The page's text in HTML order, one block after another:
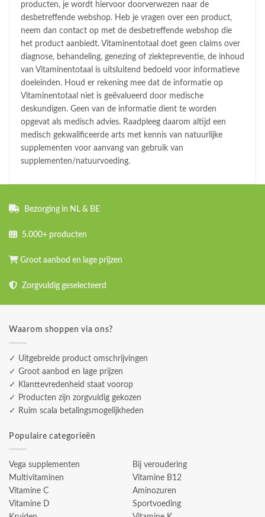
producten, je wordt hiervoor doorverwezen naar de
desbetreffende webshop. Heb je vragen over een product,
neem dan contact op met de desbetreffende webshop die
het product aanbiedt. Vitaminentotaal doet geen claims over
diagnose, behandeling, genezing of ziektepreventie, de inhoud
van Vitaminentotaal is uitsluitend bedoeld voor informatieve
doeleinden. Houd er rekening mee dat de informatie op
Vitaminentotaal niet is geëvalueerd door medische
deskundigen. Geen van de informatie dient te worden
opgevat als medisch advies. Raadpleeg daarom altijd een
medisch gekwalificeerde arts met kennis van natuurlijke
supplementen voor aanvang van gebruik van
supplementen/natuurvoeding.
Bezorging in NL & BE
5.000+ producten
Groot aanbod en lage prijzen
Zorgvuldig geselecteerd
Waarom shoppen via ons?
✓ Uitgebreide product omschrijvingen
✓ Groot aanbod en lage prijzen
✓ Klanttevredenheid staat voorop
✓ Producten zijn zorgvuldig gekozen
✓ Ruim scala betalingsmogelijkheden
Populaire categorieën
Vega supplementen
Multivitaminen
Vitamine C
Vitamine D
Bij veroudering
Vitamine B12
Aminozuren
Sportvoeding